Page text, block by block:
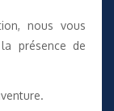
nous vous
présence de